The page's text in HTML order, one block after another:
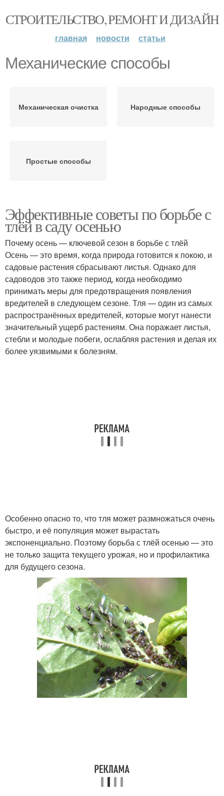
СТРОИТЕЛЬСТВО, РЕМОНТ И ДИЗАЙН
главная новости статьи
Механические способы
Механическая очистка Народные способы
Простые способы
Эффективные советы по борьбе с
тлёй в саду осенью
Почему осень — ключевой сезон в борьбе с тлёй
Осень — это время, когда природа готовится к покою, и
садовые растения сбрасывают листья. Однако для
садоводов это также период, когда необходимо
принимать меры для предотвращения появления
вредителей в следующем сезоне. Тля — один из самых
распространённых вредителей, которые могут нанести
значительный ущерб растениям. Она поражает листья,
стебли и молодые побеги, ослабляя растения и делая их
более уязвимыми к болезням.
Особенно опасно то, что тля может размножаться очень
быстро, и её популяция может вырастать
экспоненциально. Поэтому борьба с тлёй осенью — это
не только защита текущего урожая, но и профилактика
для будущего сезона.